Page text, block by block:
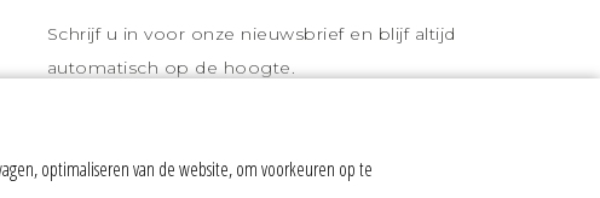
Schrijf u in voor onze nieuwsbrief en blijf altijd
automatisch op de hoogte.
optimaliseren van de website, om voorkeuren op te